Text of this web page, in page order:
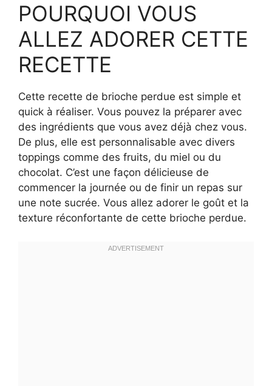
POURQUOI VOUS
ALLEZ ADORER CETTE
RECETTE
Cette recette de brioche perdue est simple et
quick à réaliser. Vous pouvez la préparer avec
des ingrédients que vous avez déjà chez vous.
De plus, elle est personnalisable avec divers
toppings comme des fruits, du miel ou du
chocolat. C’est une façon délicieuse de
commencer la journée ou de finir un repas sur
une note sucrée. Vous allez adorer le goût et la
texture réconfortante de cette brioche perdue.